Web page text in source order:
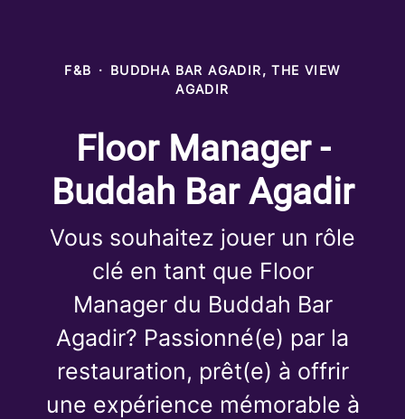
F&B · BUDDHA BAR AGADIR, THE VIEW
AGADIR
Floor Manager -
Buddah Bar Agadir
Vous souhaitez jouer un rôle
clé en tant que Floor
Manager du Buddah Bar
Agadir? Passionné(e) par la
restauration, prêt(e) à offrir
une expérience mémorable à